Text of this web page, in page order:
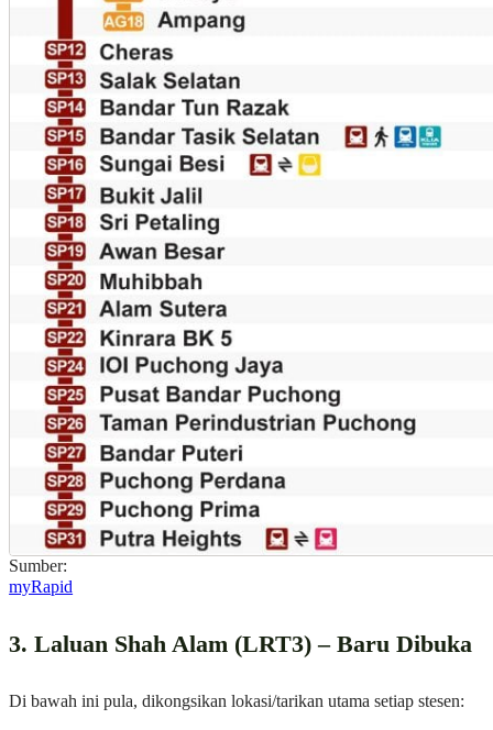
Sumber:
myRapid
3. Laluan Shah Alam (LRT3) – Baru Dibuka
Di bawah ini pula, dikongsikan lokasi/tarikan utama setiap stesen: